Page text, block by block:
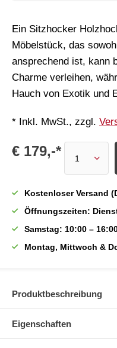
Ein Sitzhocker
Möbelstück, das
ansprechend ist, kann
Charme verleihen,
Hauch von Exotik und
* Inkl. MwSt., zzgl.
€ 179,-*
Kostenloser Versand
Öffnungszeiten:
Samstag: 10:00 –
Montag, Mittwoch &
Produktbeschreibung
Eigenschaften